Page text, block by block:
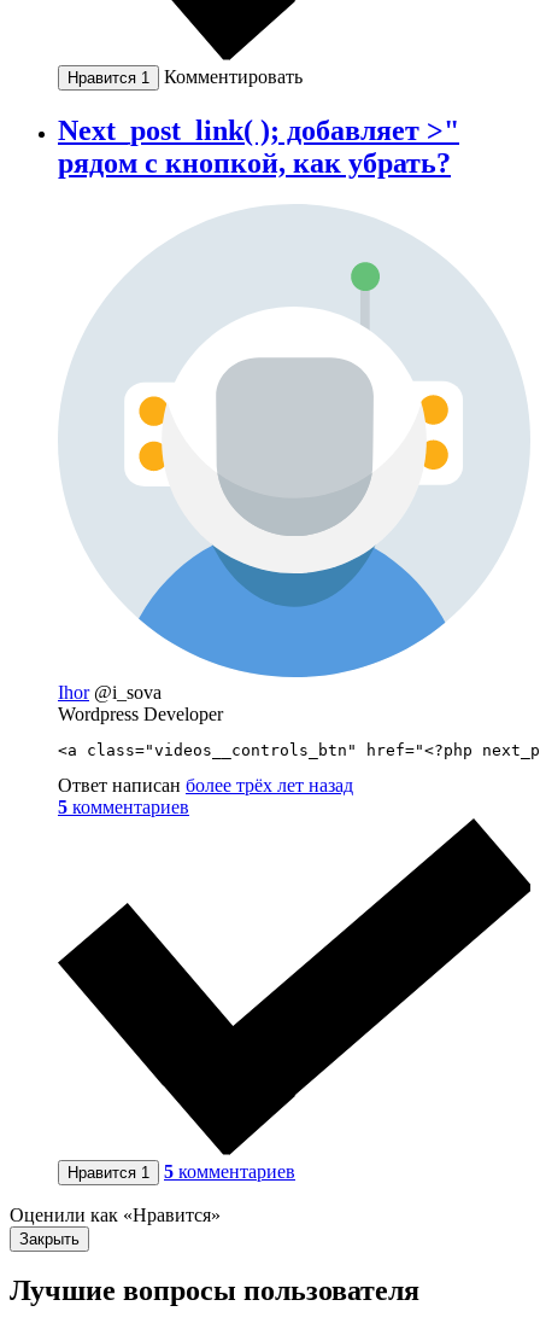
Нравится 1 Комментировать
Next_post_link( ); добавляет >"
рядом с кнопкой, как убрать?
Ihor @i_sova
Wordpress Developer
<a class="videos__controls_btn" href="<?php
Ответ написан более трёх лет назад
5 комментариев
Нравится 1 5 комментариев
Оценили как «Нравится»
Закрыть
Лучшие вопросы пользователя